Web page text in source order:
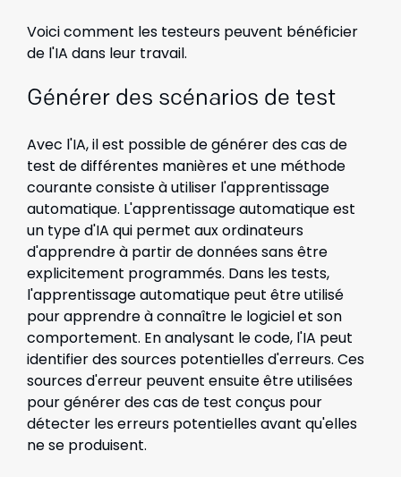
Voici comment les testeurs peuvent bénéficier
de l'IA dans leur travail.
Générer des scénarios de test
Avec l'IA, il est possible de générer des cas de
test de différentes manières et une méthode
courante consiste à utiliser l'apprentissage
automatique. L'apprentissage automatique est
un type d'IA qui permet aux ordinateurs
d'apprendre à partir de données sans être
explicitement programmés. Dans les tests,
l'apprentissage automatique peut être utilisé
pour apprendre à connaître le logiciel et son
comportement. En analysant le code, l'IA peut
identifier des sources potentielles d'erreurs. Ces
sources d'erreur peuvent ensuite être utilisées
pour générer des cas de test conçus pour
détecter les erreurs potentielles avant qu'elles
ne se produisent.